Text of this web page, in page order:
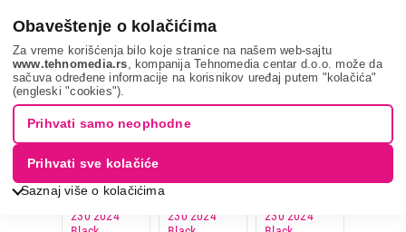
Obaveštenje o kolačićima
Za vreme korišćenja bilo koje stranice na našem web-sajtu
www.tehnomedia.rs , kompanija Tehnomedia centar d.o.o. može da
sačuva određene informacije na korisnikov uređaj putem "kolačića"
(engleski "cookies").
Saznaj više o kolačićima
Prihvati samo neophodne
Prihvati sve kolačiće
Nokia 230 2024 ...